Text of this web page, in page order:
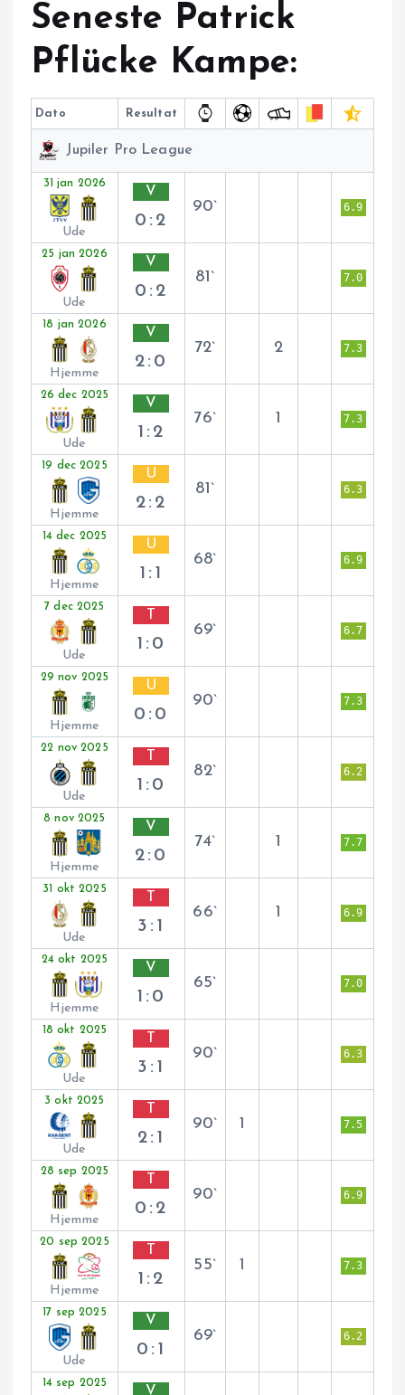
Seneste Patrick
Pflücke Kampe:
Dato Resultat
Jupiler Pro League
31 jan 2026
Ude
V
0:2
90` 6.9
25 jan 2026
Ude
V
0:2
81` 7.0
18 jan 2026
Hjemme
V
2:0
72` 2 7.3
26 dec 2025
Ude
V
1:2
76` 1 7.3
19 dec 2025
Hjemme
U
2:2
81` 6.3
14 dec 2025
Hjemme
U
1:1
68` 6.9
7 dec 2025
Ude
1:0
69` 6.7
29 nov 2025
Hjemme
U
0:0
90` 7.3
22 nov 2025
Ude
1:0
82` 6.2
8 nov 2025
Hjemme
V
2:0
74` 1 7.7
31 okt 2025
Ude
3:1
66` 1 6.9
24 okt 2025
Hjemme
V
1:0
65` 7.0
18 okt 2025
Ude
3:1
90` 6.3
3 okt 2025
Ude
2:1
90` 1 7.5
28 sep 2025
Hjemme
0:2
90` 6.9
20 sep 2025
Hjemme
1:2
55` 1 7.3
17 sep 2025
Ude
V
0:1
69` 6.2
14 sep 2025
V